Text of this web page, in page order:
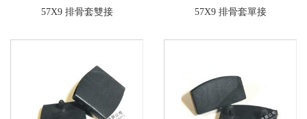
57X9 排骨套雙接 57X9 排骨套單接